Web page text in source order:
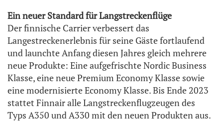
Ein neuer Standard für Langstreckenflüge
Der finnische Carrier verbessert das
Langestreckenerlebnis für seine Gäste fortlaufend
und launchte Anfang diesen Jahres gleich mehrere
neue Produkte: Eine aufgefrischte Nordic Business
Klasse, eine neue Premium Economy Klasse sowie
eine modernisierte Economy Klasse. Bis Ende 2023
stattet Finnair alle Langstreckenflugzeugen des
Typs A350 und A330 mit den neuen Produkten aus.